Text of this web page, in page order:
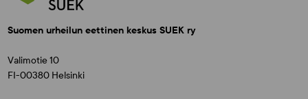
Suomen urheilun eettinen keskus SUEK ry
Valimotie 10
FI-00380 Helsinki